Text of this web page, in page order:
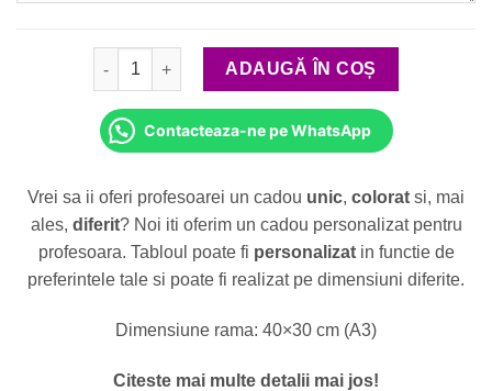
Cantitate Cadou pentru Invatatoare sau Educatoare
ADAUGĂ ÎN COȘ
Contacteaza-ne pe WhatsApp
Vrei sa ii oferi profesoarei un cadou unic, colorat si, mai
ales, diferit? Noi iti oferim un cadou personalizat pentru
profesoara. Tabloul poate fi personalizatin functie de
preferintele tale si poate fi realizat pe dimensiuni diferite.
Dimensiune rama: 40×30 cm (A3)
Citeste mai multe detalii mai jos!